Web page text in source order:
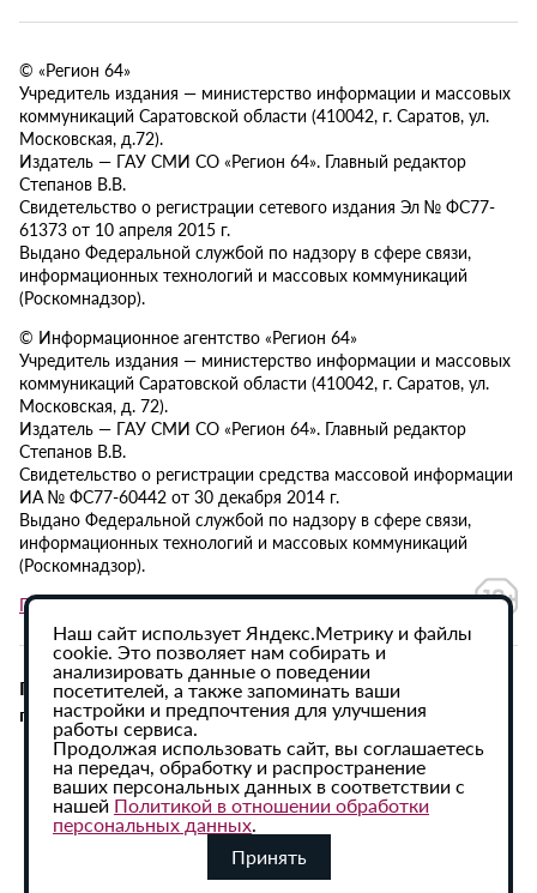
© «Регион 64»
Учредитель издания — министерство информации и массовых
коммуникаций Саратовской области (410042, г. Саратов, ул.
Московская, д.72).
Издатель — ГАУ СМИ СО «Регион 64». Главный редактор
Степанов В.В.
Свидетельство о регистрации сетевого издания Эл № ФС77-
61373 от 10 апреля 2015 г.
Выдано Федеральной службой по надзору в сфере связи,
информационных технологий и массовых коммуникаций
(Роскомнадзор).
© Информационное агентство «Регион 64»
Учредитель издания — министерство информации и массовых
коммуникаций Саратовской области (410042, г. Саратов, ул.
Московская, д. 72).
Издатель — ГАУ СМИ СО «Регион 64». Главный редактор
Степанов В.В.
Свидетельство о регистрации средства массовой информации
ИА № ФС77-60442 от 30 декабря 2014 г.
Выдано Федеральной службой по надзору в сфере связи,
информационных технологий и массовых коммуникаций
(Роскомнадзор).
Политика в отношении обработки персональных данных
При использовании материалов сайта активная
гиперссылка на ИА «Регион 64» обязательна.
Наш сайт использует Яндекс.Метрику и файлы
cookie. Это позволяет нам собирать и
анализировать данные о поведении
посетителей, а также запоминать ваши
настройки и предпочтения для улучшения
работы сервиса.
Продолжая использовать сайт, вы соглашаетесь
на передач, обработку и распространение
ваших персональных данных в соответствии с
нашей Политикой в отношении обработки
персональных данных.
Принять